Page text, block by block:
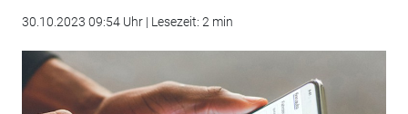
30.10.2023 09:54 Uhr | Lesezeit: 2 min